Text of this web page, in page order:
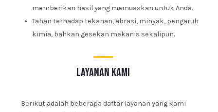
memberikan hasil yang memuaskan untuk Anda.
Tahan terhadap tekanan, abrasi, minyak, pengaruh
kimia, bahkan gesekan mekanis sekalipun.
layanan kami
Berikut adalah beberapa daftar layanan yang kami